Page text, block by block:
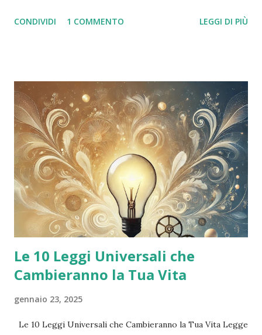
precisione , usato in alcune delle migliori strutture
altamente focalizzati per colpire in modo selettivo le
lesioni cerebrali, senza danneggiare i tessuti sani
circostanti . Viene eseguito senza incisioni , in un’unica
seduta, e spesso non richiede nemmeno l’anestesia
generale . Dopo il trattamento, il paziente può tornare a
casa nello stesso giorno . A cosa serve? Il Gamma Knife è
indicato per: Meningiomi Nevralgia del trigemino Metastasi
cerebrali Adenomi ipofisari Malformazioni arte...
CONDIVIDI 1 COMMENTO LEGGI DI PIÙ
Le 10 Leggi Universali che
Cambieranno la Tua Vita
gennaio 23, 2025
Le 10 Leggi Universali che Cambieranno la Tua Vita Legge